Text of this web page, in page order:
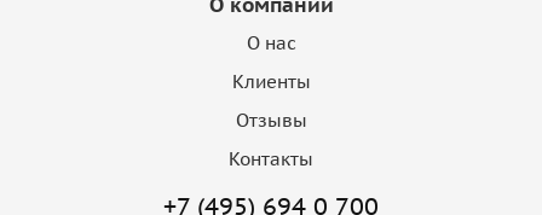
О нас
Клиенты
Отзывы
Контакты
+7 (495) 694 0 700